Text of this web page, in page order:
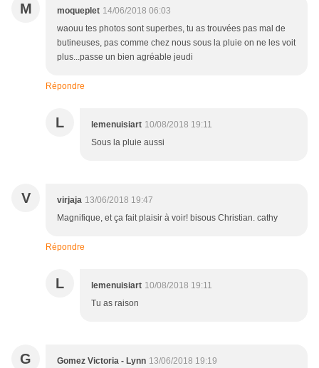
M moqueplet 14/06/2018 06:03
waouu tes photos sont superbes, tu as trouvées pas mal de
butineuses, pas comme chez nous sous la pluie on ne les voit
plus...passe un bien agréable jeudi
Répondre
L lemenuisiart 10/08/2018 19:11
Sous la pluie aussi
V virjaja 13/06/2018 19:47
Magnifique, et ça fait plaisir à voir! bisous Christian. cathy
Répondre
L lemenuisiart 10/08/2018 19:11
Tu as raison
G Gomez Victoria - Lynn 13/06/2018 19:19